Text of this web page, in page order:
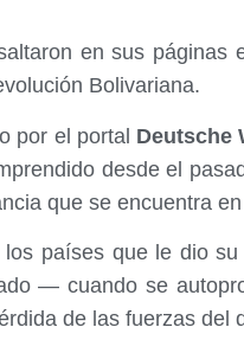
en sus páginas
Bolivariana.
por el portal Deutsche
desde el
que se encuentra
países que le dio
— cuando se
de las fuerzas del